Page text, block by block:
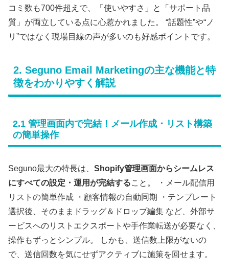
コミ数も700件超えで、「使いやすさ」と「サポート品
質」が両立している点に心惹かれました。 “話題性”や“ノ
リ”ではなく現場目線の声が多いのも好感ポイントです。
2. Seguno Email Marketingの主な機能と特
徴をわかりやすく解説
2.1 管理画面内で完結！メール作成・リスト構築
の簡単操作
Seguno最大の特長は、 Shopify管理画面からシームレス
にすべての設定・運用が完結すること。 ・メール配信用
リストの簡単作成 ・顧客情報の自動同期 ・テンプレート
選択後、そのままドラッグ＆ドロップ編集 など、外部サ
ービスへのリストエクスポートや手作業転送が必要なく、
操作もずっとシンプル。 しかも、送信数上限がないの
で、送信回数を気にせずアクティブに施策を回せます。